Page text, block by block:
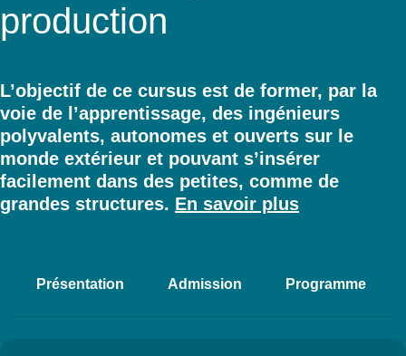
production
Résumé
L’objectif de ce cursus est de former, par la
voie de l’apprentissage, des ingénieurs
polyvalents, autonomes et ouverts sur le
monde extérieur et pouvant s’insérer
facilement dans des petites, comme de
grandes structures. En savoir plus
Accéder aux sections de la
Présentation Admission Programme